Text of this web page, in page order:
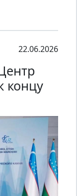
22.06.2026
концу